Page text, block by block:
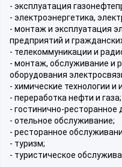
- эксплуатация
- электроэнергетика,
- монтаж и эксплуатация
предприятий и
- телекоммуникации и
- монтаж, обслуживание и
оборудования
- химические технологии и
- переработка нефти и газа;
- гостинично-ресторанное
- отельное обслуживание;
- ресторанное
- туризм;
- туристическое